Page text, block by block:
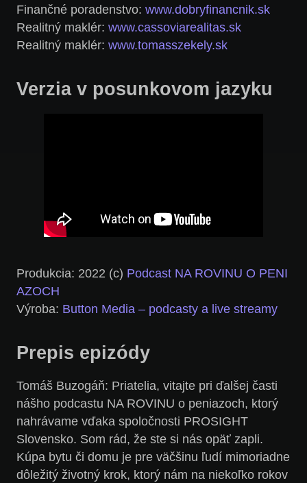
Finančné poradenstvo: www.dobryfinancnik.sk
Realitný maklér: www.cassoviarealitas.sk
Realitný maklér: www.tomasszekely.sk
Verzia v posunkovom jazyku
Produkcia: 2022 (c) Podcast NA ROVINU O PENI
AZOCH
Výroba: Button Media – podcasty a live streamy
Prepis epizódy
Tomáš Buzogáň: Priatelia, vitajte pri ďalšej časti
nášho podcastu NA ROVINU o peniazoch, ktorý
nahrávame vďaka spoločnosti PROSIGHT
Slovensko. Som rád, že ste si nás opäť zapli.
Kúpa bytu či domu je pre väčšinu ľudí mimoriadne
dôležitý životný krok, ktorý nám na niekoľko rokov